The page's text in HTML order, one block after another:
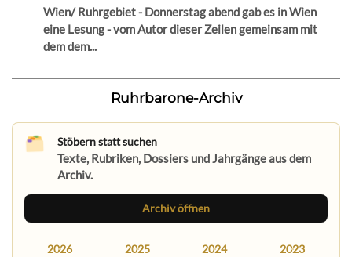
Wien/ Ruhrgebiet - Donnerstag abend gab es in Wien
eine Lesung - vom Autor dieser Zeilen gemeinsam mit
dem dem...
Ruhrbarone-Archiv
Stöbern statt suchen
Texte, Rubriken, Dossiers und Jahrgänge aus dem
Archiv.
Archiv öffnen
2026 2025 2024 2023